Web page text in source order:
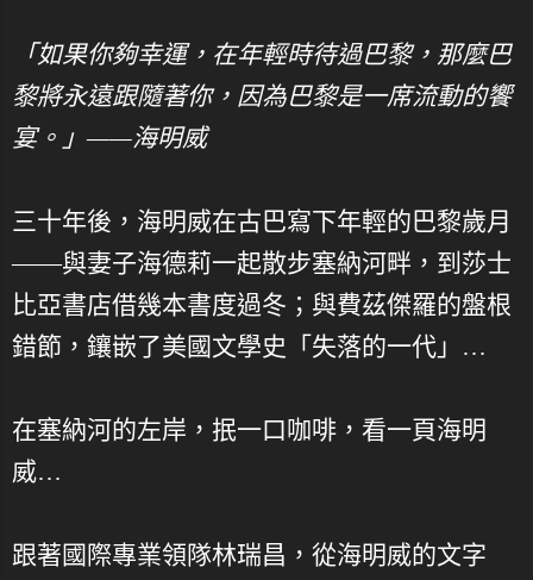
「如果你夠幸運，在年輕時待過巴黎，那麼巴
黎將永遠跟隨著你，因為巴黎是一席流動的饗
宴。」——海明威
三十年後，海明威在古巴寫下年輕的巴黎歲月
——與妻子海德莉一起散步塞納河畔，到莎士
比亞書店借幾本書度過冬；與費茲傑羅的盤根
錯節，鑲嵌了美國文學史「失落的一代」…
在塞納河的左岸，抿一口咖啡，看一頁海明
威…
跟著國際專業領隊林瑞昌，從海明威的文字